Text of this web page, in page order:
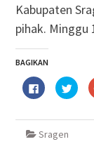
Kabupaten
pihak. Minggu
BAGIKAN
Klik
untuk
membagikan
jendela
Klik
untuk
Sragen